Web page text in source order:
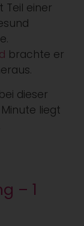
Teil einer
brachte er
dieser
liegt
– 1